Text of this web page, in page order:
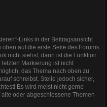
Links in der Beitragsansicht
auf die erste Seite des Forums
nicht siehst, dann ist die Funktion
Markierung ist nicht
das Thema nach oben zu
schreibst. Stelle jedoch sicher,
Es wird meist nicht gerne
oder abgeschlossene Themen